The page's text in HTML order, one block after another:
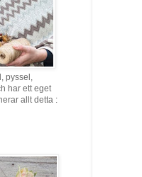
pyssel,
har ett eget
allt detta :